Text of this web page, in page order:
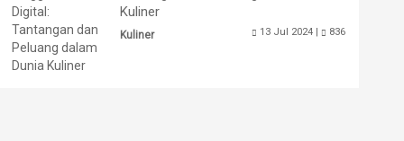
Kuliner
Kuliner 13 Jul 2024 | 836